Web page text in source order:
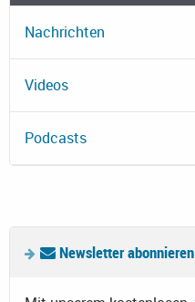
Nachrichten
Videos
Podcasts
Newsletter abonnieren